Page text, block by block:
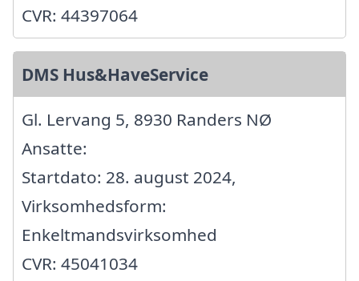
CVR: 44397064
DMS Hus&HaveService
Gl. Lervang 5, 8930 Randers NØ
Ansatte:
Startdato: 28. august 2024,
Virksomhedsform:
Enkeltmandsvirksomhed
CVR: 45041034